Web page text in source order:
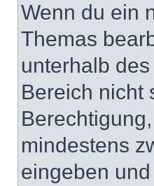
Wenn du ein
Themas
unterhalb
Bereich nicht
mindestens
eingeben